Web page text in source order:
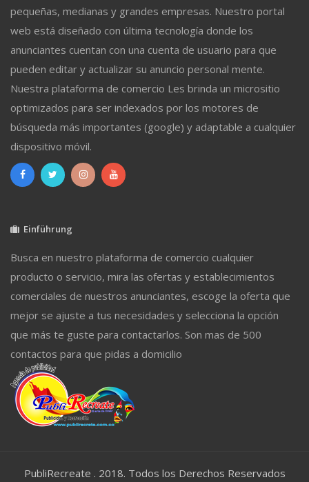
pequeñas, medianas y grandes empresas. Nuestro portal
web está diseñado con última tecnología donde los
anunciantes cuentan con una cuenta de usuario para que
pueden editar y actualizar su anuncio personal mente.
Nuestra plataforma de comercio Les brinda un micrositio
optimizados para ser indexados por los motores de
búsqueda más importantes (google) y adaptable a cualquier
dispositivo móvil.
Einführung
Busca en nuestro plataforma de comercio cualquier
producto o servicio, mira las ofertas y establecimientos
comerciales de nuestros anunciantes, escoge la oferta que
mejor se ajuste a tus necesidades y selecciona la opción
que más te guste para contactarlos. Son mas de 500
contactos para que pidas a domicilio
PubliRecreate . 2018. Todos los Derechos Reservados